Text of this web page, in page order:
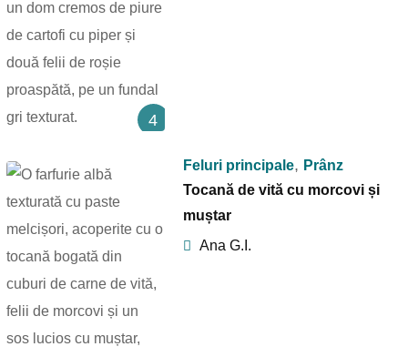
4
Feluri principale, Prânz
Tocană de vită cu morcovi și
muștar
Ana G.I.